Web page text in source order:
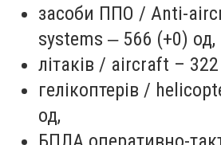
засоби ППО / Anti-
systems ‒ 566 (+0) од,
літаків / aircraft –
гелікоптерів /
од,